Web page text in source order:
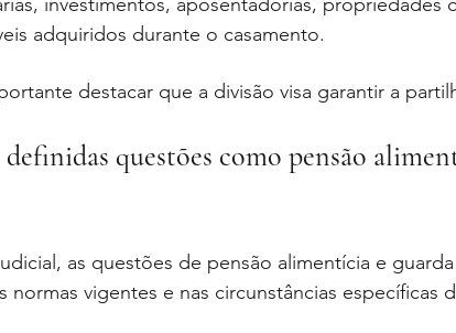
adquiridos durante o casamento.
destacar que a divisão visa garantir a
questões como pensão
as questões de pensão alimentícia e
normas vigentes e nas circunstâncias específicas